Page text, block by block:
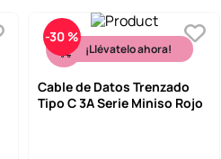
-30 %
¡Llévatelo ahora!
Cable de Datos Trenzado
Tipo C 3A Serie Miniso Rojo